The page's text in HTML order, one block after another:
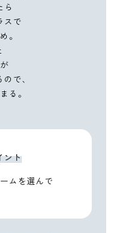
ら
スで
。
で、
る。
ント
ムを選んで